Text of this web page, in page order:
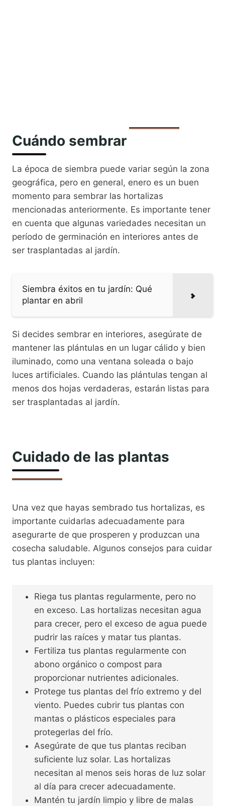
Cuándo sembrar
La época de siembra puede variar según la zona
geográfica, pero en general, enero es un buen
momento para sembrar las hortalizas
mencionadas anteriormente. Es importante tener
en cuenta que algunas variedades necesitan un
período de germinación en interiores antes de
ser trasplantadas al jardín.
Siembra éxitos en tu jardín: Qué
plantar en abril
Si decides sembrar en interiores, asegúrate de
mantener las plántulas en un lugar cálido y bien
iluminado, como una ventana soleada o bajo
luces artificiales. Cuando las plántulas tengan al
menos dos hojas verdaderas, estarán listas para
ser trasplantadas al jardín.
Cuidado de las plantas
Una vez que hayas sembrado tus hortalizas, es
importante cuidarlas adecuadamente para
asegurarte de que prosperen y produzcan una
cosecha saludable. Algunos consejos para cuidar
tus plantas incluyen:
Riega tus plantas regularmente, pero no
en exceso. Las hortalizas necesitan agua
para crecer, pero el exceso de agua puede
pudrir las raíces y matar tus plantas.
Fertiliza tus plantas regularmente con
abono orgánico o compost para
proporcionar nutrientes adicionales.
Protege tus plantas del frío extremo y del
viento. Puedes cubrir tus plantas con
mantas o plásticos especiales para
protegerlas del frío.
Asegúrate de que tus plantas reciban
suficiente luz solar. Las hortalizas
necesitan al menos seis horas de luz solar
al día para crecer adecuadamente.
Mantén tu jardín limpio y libre de malas